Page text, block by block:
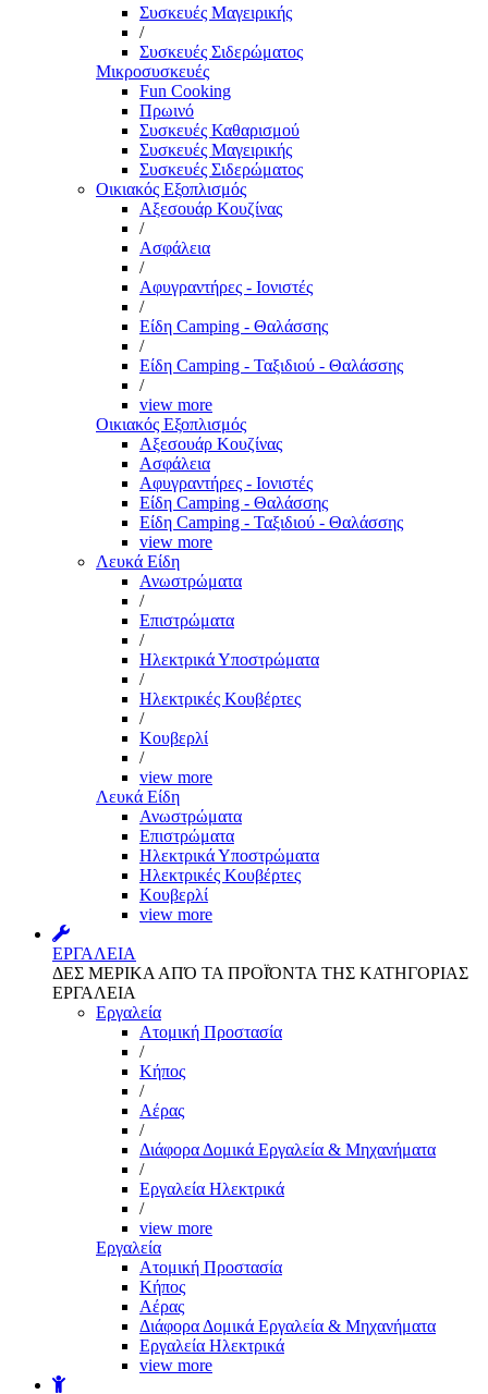
Συσκευές Μαγειρικής
/
Συσκευές Σιδερώματος
Μικροσυσκευές
Fun Cooking
Πρωινό
Συσκευές Καθαρισμού
Συσκευές Μαγειρικής
Συσκευές Σιδερώματος
Οικιακός Εξοπλισμός
Αξεσουάρ Κουζίνας
/
Ασφάλεια
/
Αφυγραντήρες - Ιονιστές
/
Είδη Camping - Θαλάσσης
/
Είδη Camping - Ταξιδιού - Θαλάσσης
/
view more
Οικιακός Εξοπλισμός
Αξεσουάρ Κουζίνας
Ασφάλεια
Αφυγραντήρες - Ιονιστές
Είδη Camping - Θαλάσσης
Είδη Camping - Ταξιδιού - Θαλάσσης
view more
Λευκά Είδη
Ανωστρώματα
/
Επιστρώματα
/
Ηλεκτρικά Υποστρώματα
/
Ηλεκτρικές Κουβέρτες
/
Κουβερλί
/
view more
Λευκά Είδη
Ανωστρώματα
Επιστρώματα
Ηλεκτρικά Υποστρώματα
Ηλεκτρικές Κουβέρτες
Κουβερλί
view more
ΕΡΓΑΛΕΙΑ
ΔΕΣ ΜΕΡΙΚΑ ΑΠΌ ΤΑ ΠΡΟΪΌΝΤΑ ΤΗΣ ΚΑΤΗΓΟΡΙΑΣ
ΕΡΓΑΛΕΙΑ
Εργαλεία
Aτομική Προστασία
/
Kήπος
/
Αέρας
/
Διάφορα Δομικά Εργαλεία & Μηχανήματα
/
Εργαλεία Ηλεκτρικά
/
view more
Εργαλεία
Aτομική Προστασία
Kήπος
Αέρας
Διάφορα Δομικά Εργαλεία & Μηχανήματα
Εργαλεία Ηλεκτρικά
view more